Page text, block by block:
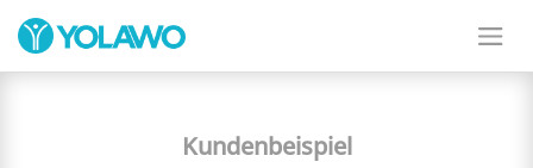
Kundenbeispiel